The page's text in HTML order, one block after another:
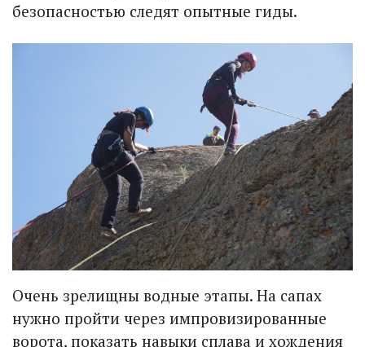
безопасностью следят опытные гиды.
Очень зрелищны водные этапы. На сапах
нужно пройти через импровизированные
ворота, показать навыки сплава и хождения